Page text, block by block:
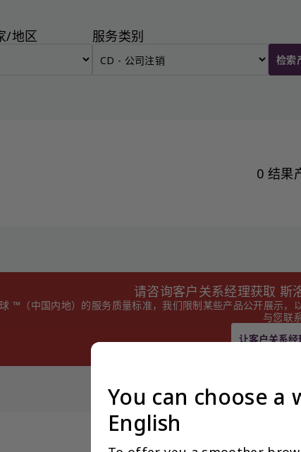
/地区 服务类别
检索
0 结果
请咨询客户关系经理获取 斯
™（中国内地）的服务质量标准，我们限制某些产品公开展示
与您联系
让客户关系
You can choose a
English